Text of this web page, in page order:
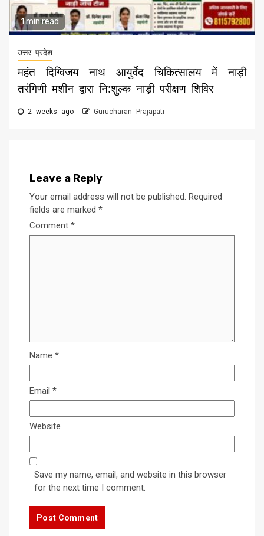
1 min read
उत्तर प्रदेश
महंत दिग्विजय नाथ आयुर्वेद चिकित्सालय में नाड़ी
तरंगिणी मशीन द्वारा नि:शुल्क नाड़ी परीक्षण शिविर
2 weeks ago Gurucharan Prajapati
Leave a Reply
Your email address will not be published. Required
fields are marked *
Comment *
Name *
Email *
Website
Save my name, email, and website in this browser
for the next time I comment.